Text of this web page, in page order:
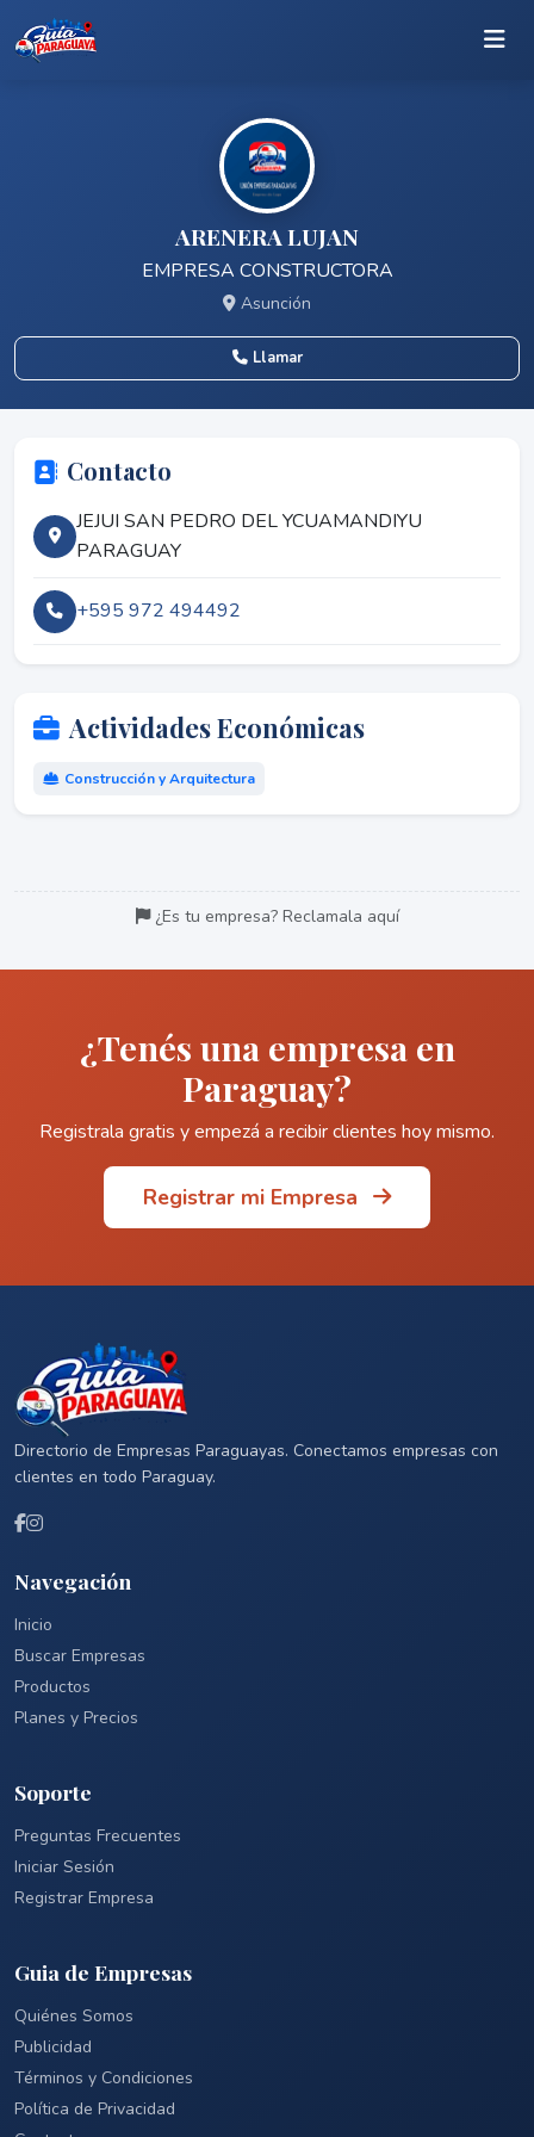
ARENERA LUJAN
EMPRESA CONSTRUCTORA
Asunción
Llamar
Contacto
JEJUI SAN PEDRO DEL YCUAMANDIYU
PARAGUAY
+595 972 494492
Actividades Económicas
Construcción y Arquitectura
¿Es tu empresa? Reclamala aquí
¿Tenés una empresa en
Paraguay?
Registrala gratis y empezá a recibir clientes hoy mismo.
Registrar mi Empresa
Directorio de Empresas Paraguayas. Conectamos empresas con
clientes en todo Paraguay.
Navegación
Inicio
Buscar Empresas
Productos
Planes y Precios
Soporte
Preguntas Frecuentes
Iniciar Sesión
Registrar Empresa
Guia de Empresas
Quiénes Somos
Publicidad
Términos y Condiciones
Política de Privacidad